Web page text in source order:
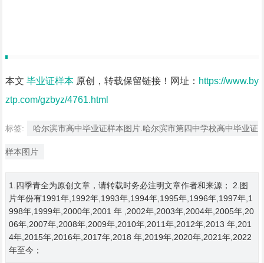
本文 毕业证样本原创，转载保留链接！网址： https://www.by
ztp.com/gzbyz/4761.html
标签: 哈尔滨市高中毕业证样本图片.哈尔滨市第四中学校高中毕业证
样本图片
1.四季青全为原创文章，请转载时务必注明文章作者和来源； 2.图
片年份有1991年,1992年,1993年,1994年,1995年,1996年,1997年,1
998年,1999年,2000年,2001 年 ,2002年,2003年,2004年,2005年,20
06年,2007年,2008年,2009年,2010年,2011年,2012年,2013 年,201
4年,2015年,2016年,2017年,2018 年,2019年,2020年,2021年,2022
年至今；